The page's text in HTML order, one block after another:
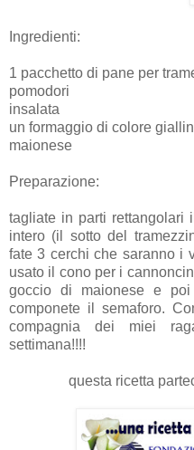
Ingredienti:
1 pacchetto di pane per
pomodori
insalata
un formaggio di colore
maionese
Preparazione:
tagliate in parti rettangolari
intero (il sotto del
fate 3 cerchi che saranno i
usato il cono per i
goccio di maionese e
componete il semaforo.
compagnia dei miei
settimana!!!!
questa ricetta